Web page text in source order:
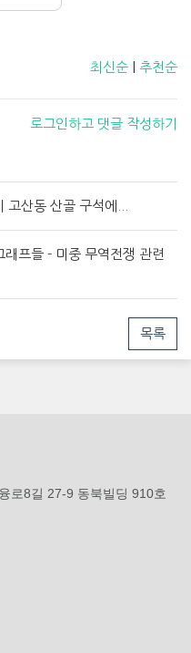
최신순 추천순
로그인하고 댓글 작성하기
산동 산골 구석에...
프들 - 미중 무역전쟁 관련
목록
로8길 27-9 동북빌딩 910호